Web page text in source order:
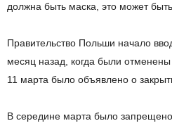
должна быть маска, это может
Правительство Польши начало
месяц назад, когда были
11 марта было объявлено о
В середине марта было